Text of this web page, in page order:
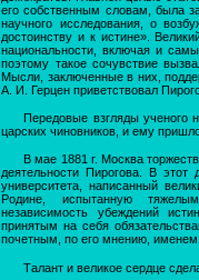
его собственным словам, была
научного исследования, о
достоинству и к истине».
национальности, включая и
поэтому такое сочувствие
Мысли, заключенные в них,
А. И. Герцен приветствовал
Передовые взгляды ученого
царских чиновников, и ему
В мае 1881 г. Москва
деятельности Пирогова. В этот
университета, написанный
Родине, испытанную
независимость убеждений
принятым на себя
почетным, по его мнению,
Талант и великое сердце